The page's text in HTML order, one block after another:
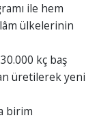
ile hem
ülkelerinin
kç baş
üretilerek yeni
birim